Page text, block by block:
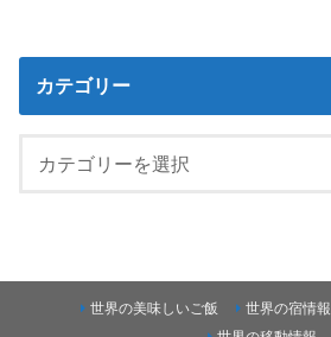
カテゴリー
世界の美味しいご飯 世界の宿情報